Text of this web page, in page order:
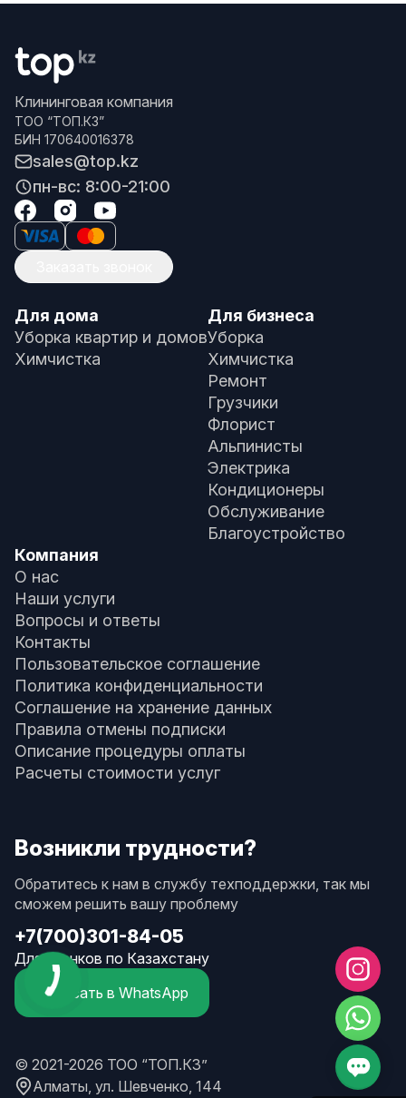
Клининговая компания
ТОО “ТОП.КЗ”
БИН 170640016378
sales@top.kz
пн-вс: 8:00-21:00
Для дома
Уборка квартир и домов
Химчистка
Для бизнеса
Уборка
Химчистка
Ремонт
Грузчики
Флорист
Альпинисты
Электрика
Кондиционеры
Обслуживание
Благоустройство
Компания
О нас
Наши услуги
Вопросы и ответы
Контакты
Пользовательское соглашение
Политика конфиденциальности
Соглашение на хранение данных
Правила отмены подписки
Описание процедуры оплаты
Расчеты стоимости услуг
Возникли трудности?
Обратитесь к нам в службу техподдержки, так мы
сможем решить вашу проблему
+7(700)301-84-05
Для звонков по Казахстану
Написать в WhatsApp
© 2021-2026 ТОО “ТОП.КЗ”
Алматы, ул. Шевченко, 144